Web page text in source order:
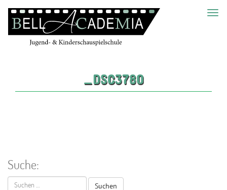
_DSC3780
Suche:
Suchen